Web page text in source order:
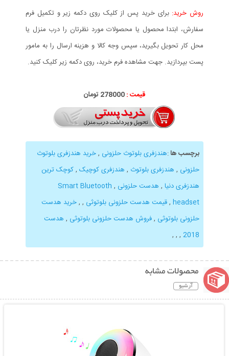
روش خرید: برای خرید پس از کلیک روی دکمه زیر و تکمیل فرم
سفارش، ابتدا محصول یا محصولات مورد نظرتان را درب منزل یا
محل کار تحویل بگیرید، سپس وجه کالا و هزینه ارسال را به مامور
پست بپردازید. جهت مشاهده فرم خرید، روی دکمه زیر کلیک کنید.
قیمت :278000 تومان
برچسب ها:هندزفری بلوتوث حلزونی ,خرید هندزفری بلوتوث
حلزونی , هندزفری بلوتوث , هندزفری کوچیک ,کوچک ترین
هندزفری دنیا , هدست حلزونی ,
Smart Bluetooth
headset
,قیمت هدست حلزونی بلوتوثی ,
,خرید هدست
حلزونی بلوتوثی ,فروش هدست حلزونی بلوتوثی , هدست
2018
,
,
,
محصولات مشابه
آرشیو